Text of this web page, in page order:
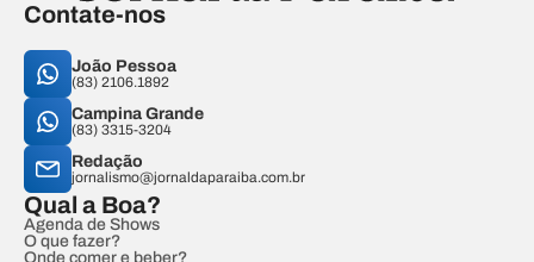
Contate-nos
João Pessoa
(83) 2106.1892
Campina Grande
(83) 3315-3204
Redação
jornalismo@jornaldaparaiba.com.br
Qual a Boa?
Agenda de Shows
O que fazer?
Onde comer e beber?